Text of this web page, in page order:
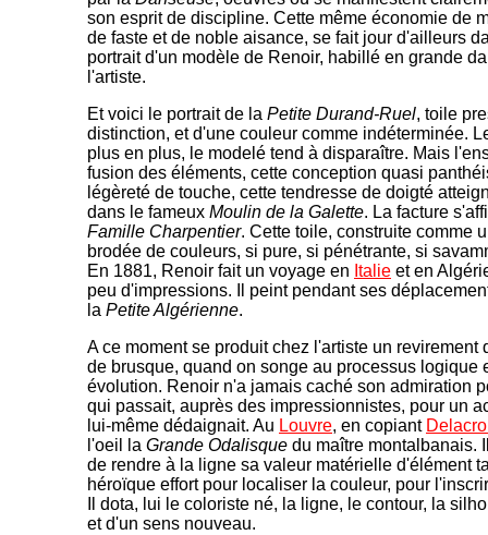
son esprit de discipline. Cette même économie de
de faste et de noble aisance, se fait jour d'ailleurs
portrait d'un modèle de Renoir, habillé en grande
l'artiste.
Et voici le portrait de la Petite Durand-Ruel, toile
distinction, et d'une couleur comme indéterminée.
plus en plus, le modelé tend à disparaître. Mais
fusion des éléments, cette conception quasi
légèreté de touche, cette tendresse de doigté
dans le fameux Moulin de la Galette. La facture
Famille Charpentier. Cette toile, construite comme
brodée de couleurs, si pure, si pénétrante, si
En 1881, Renoir fait un voyage en Italie et en
peu d'impressions. Il peint pendant ses
la Petite Algérienne.
A ce moment se produit chez l'artiste un
de brusque, quand on songe au processus logique
évolution. Renoir n'a jamais caché son admiration
qui passait, auprès des impressionnistes, pour un
lui-même dédaignait. Au Louvre, en copiant
l'oeil la Grande Odalisque du maître montalbanais.
de rendre à la ligne sa valeur matérielle d'élément
héroïque effort pour localiser la couleur, pour
Il dota, lui le coloriste né, la ligne, le contour, la
et d'un sens nouveau.